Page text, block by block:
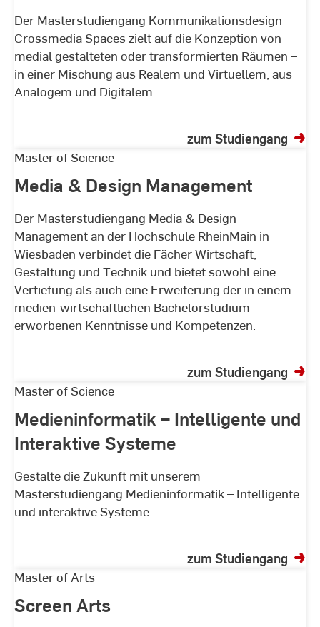
Der Masterstudiengang Kommunikationsdesign –
Crossmedia Spaces zielt auf die Konzeption von
medial gestalteten oder transformierten Räumen –
in einer Mischung aus Realem und Virtuellem, aus
Analogem und Digitalem.
zum Studiengang
Media
Design
Management
Master of Science
Media & Design Management
Der Masterstudiengang Media & Design
Management an der Hochschule RheinMain in
Wiesbaden verbindet die Fächer Wirtschaft,
Gestaltung und Technik und bietet sowohl eine
Vertiefung als auch eine Erweiterung der in einem
medien-wirtschaftlichen Bachelorstudium
erworbenen Kenntnisse und Kompetenzen.
zum Studiengang
Medieninformatik
Intelligente
und
Systeme
Master of Science
Medieninformatik – Intelligente und
Interaktive Systeme
Gestalte die Zukunft mit unserem
Masterstudiengang Medieninformatik – Intelligente
und interaktive Systeme.
zum Studiengang
Screen
Master of Arts
Screen Arts